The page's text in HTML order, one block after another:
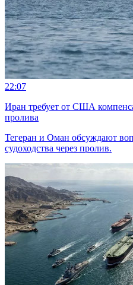
22:07
Иран требует от США
пролива
Тегеран и Оман обсуждают
судоходства через пролив.